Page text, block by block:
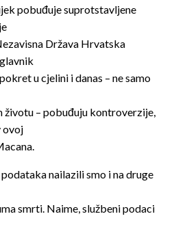
pobuđuje suprotstavljene
Država Hrvatska
u cjelini i danas – ne samo
– pobuđuju kontroverzije,
ovoj
nailazili smo i na druge
smrti. Naime, službeni podaci